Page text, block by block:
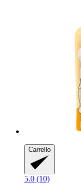
Carrello
5.0 (10)